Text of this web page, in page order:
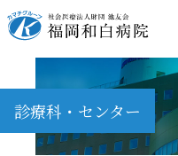
診療科・センター